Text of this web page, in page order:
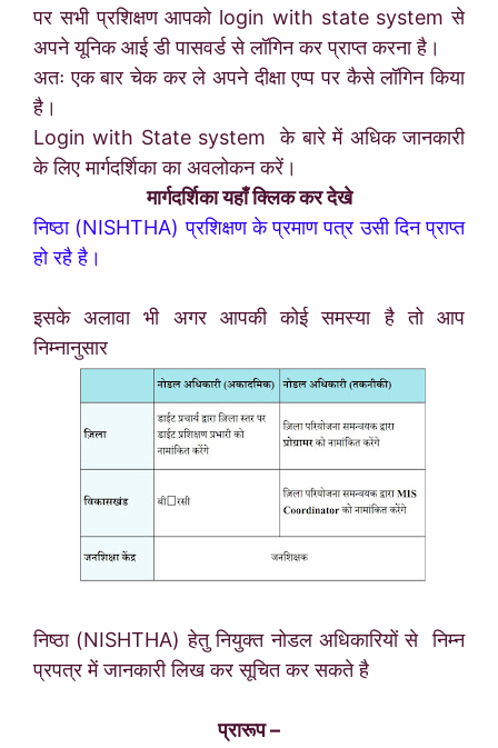
पर सभी प्रशिक्षण आपको login with state system से
अपने यूनिक आई डी पासवर्ड से लॉगिन कर प्राप्त करना है।
अतः एक बार चेक कर ले अपने दीक्षा एप्प पर कैसे लॉगिन किया
है।
Login with State system के बारे में अधिक जानकारी
के लिए मार्गदर्शिका का अवलोकन करें।
मार्गदर्शिका यहाँ क्लिक कर देखे
निष्ठा (NISHTHA) प्रशिक्षण के प्रमाण पत्र उसी दिन प्राप्त
हो रहै है।
इसके अलावा भी अगर आपकी कोई समस्या है तो आप
निम्नानुसार
निष्ठा (NISHTHA) हेतु नियुक्त नोडल अधिकारियों से निम्न
प्रपत्र में जानकारी लिख कर सूचित कर सकते है
प्रारूप –